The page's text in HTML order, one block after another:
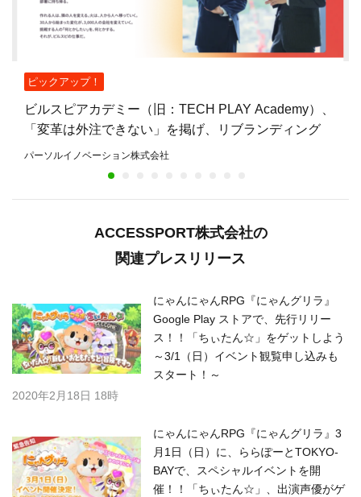
ピックアップ！
ビルスピアカデミー（旧：TECH PLAY Academy）、
「変革は外注できない」を掲げ、リブランディング
パーソルイノベーション株式会社
ACCESSPORT株式会社の
関連プレスリリース
にゃんにゃんRPG『にゃんグリラ』
Google Play ストアで、先行リリー
ス！！「ちぃたん☆」をゲットしよう
～3/1（日）イベント観覧申し込みも
スタート！～
2020年2月18日 18時
にゃんにゃんRPG『にゃんグリラ』3
月1日（日）に、ららぽーとTOKYO-
BAYで、スペシャルイベントを開
催！！「ちぃたん☆」、出演声優がゲ